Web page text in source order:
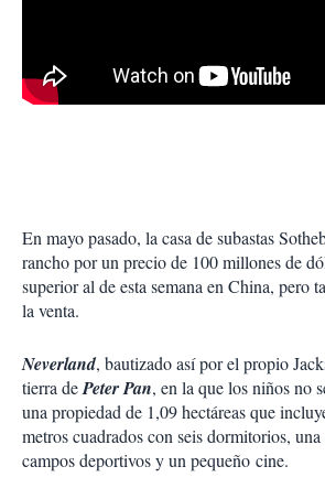
En mayo pasado, la casa de subastas
rancho por un precio de 100 millones de
superior al de esta semana en China, pero
la venta.
Neverland, bautizado así por el propio
tierra dePeter Pan, en la que los niños no
una propiedad de 1,09 hectáreas que
metros cuadrados con seis dormitorios,
campos deportivos y un pequeño cine.